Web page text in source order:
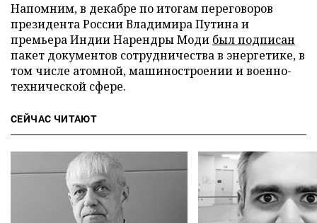
Напомним, в декабре по итогам переговоров
президента России Владимира Путина и
премьера Индии Нарендры Моди был подписан
пакет документов сотрудничества в энергетике, в
том числе атомной, машиностроении и военно-
технической сфере.
СЕЙЧАС ЧИТАЮТ